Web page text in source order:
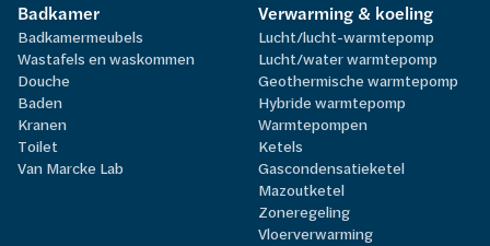
Badkamer
Badkamermeubels
Wastafels en waskommen
Douche
Baden
Kranen
Toilet
Van Marcke Lab
Verwarming & koeling
Lucht/lucht-warmtepomp
Lucht/water warmtepomp
Geothermische warmtepomp
Hybride warmtepomp
Warmtepompen
Ketels
Gascondensatieketel
Mazoutketel
Zoneregeling
Vloerverwarming